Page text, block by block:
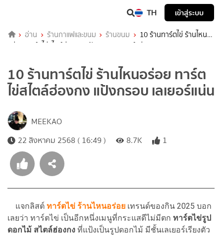
TH เข้าสู่ระบบ
อ่าน ร้านกาแฟและขนม ร้านขนม
10 ร้านทาร์ตไข่ ร้านไหน
อร่อย ทาร์ตไข่สไตล์ฮ่องกง แป้งกรอบ เลเยอร์แน่น
10 ร้านทาร์ตไข่ ร้านไหนอร่อย ทาร์ต
ไข่สไตล์ฮ่องกง แป้งกรอบ เลเยอร์แน่น
MEEKAO
22 สิงหาคม 2568 ( 16:49 )
8.7K 1
แจกลิสต์ ทาร์ตไข่ ร้านไหนอร่อย เทรนด์ของกิน 2025 บอก
เลยว่า ทาร์ตไข่ เป็นอีกหนึ่งเมนูที่กระแสดีไม่มีตก ทาร์ตไข่รูป
ดอกไม้ สไตล์ฮ่องกง ที่แป้งเป็นรูปดอกไม้ มีชั้นเลเยอร์เรียงตัว